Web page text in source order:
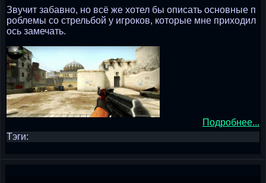
Звучит забавно, но всё же хотел бы описать основные п
роблемы со стрельбой у игроков, которые мне приходил
ось замечать.
Подробнее...
Тэги: